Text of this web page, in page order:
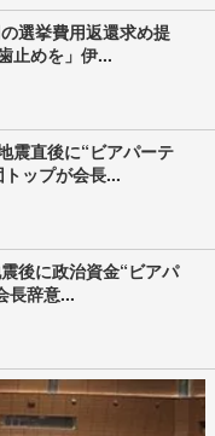
選挙費用返還求め提
止めを」伊...
震直後に“ビアパーテ
ップが会長...
後に政治資金“ビアパ
長辞意...